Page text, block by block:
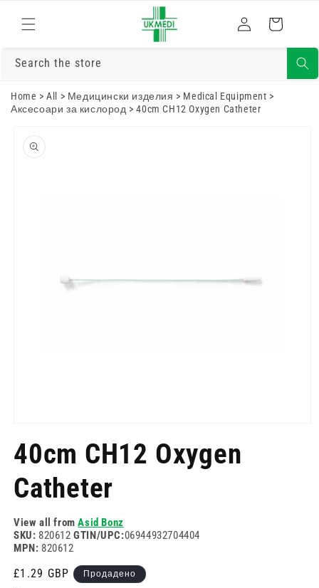
към
съдържанието
Влизам Количка
Search the store
Home >All > Медицински изделия > Medical Equipment >
Аксесоари за кислород >40cm CH12 Oxygen Catheter
информацията
за продукта
1
в
режим
40cm CH12 Oxygen
Catheter
View all fromAsid Bonz
SKU: 820612GTIN/UPC:06944932704404
MPN: 820612
Редовна
£1.29 GBP Продадено